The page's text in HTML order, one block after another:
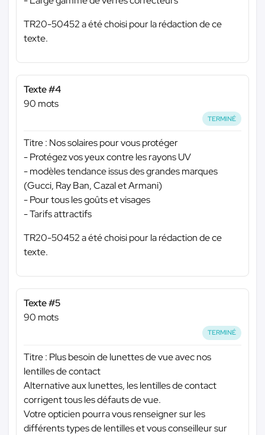
TR20-50452 a été choisi pour la rédaction de ce
texte.
Texte #4
90 mots
TERMINÉ
Titre : Nos solaires pour vous protéger
- Protégez vos yeux contre les rayons UV
- modèles tendance issus des grandes marques
(Gucci, Ray Ban, Cazal et Armani)
- Pour tous les goûts et visages
- Tarifs attractifs
TR20-50452 a été choisi pour la rédaction de ce
texte.
Texte #5
90 mots
TERMINÉ
Titre : Plus besoin de lunettes de vue avec nos
lentilles de contact
Alternative aux lunettes, les lentilles de contact
corrigent tous les défauts de vue.
Votre opticien pourra vous renseigner sur les
différents types de lentilles et vous conseilleur sur